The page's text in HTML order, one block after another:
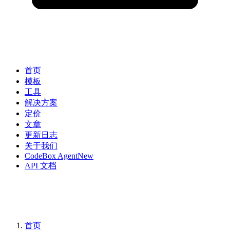
首页
模板
工具
解决方案
定价
文章
更新日志
关于我们
CodeBox AgentNew
API 文档
首页